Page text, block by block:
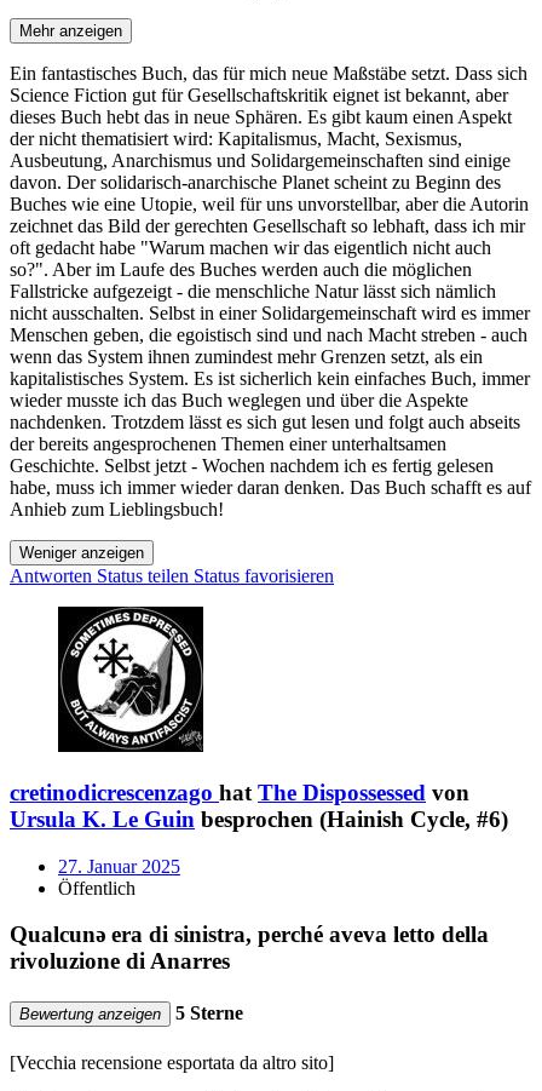
Mehr anzeigen
Ein fantastisches Buch, das für mich neue Maßstäbe setzt. Dass sich
Science Fiction gut für Gesellschaftskritik eignet ist bekannt, aber
dieses Buch hebt das in neue Sphären. Es gibt kaum einen Aspekt
der nicht thematisiert wird: Kapitalismus, Macht, Sexismus,
Ausbeutung, Anarchismus und Solidargemeinschaften sind einige
davon. Der solidarisch-anarchische Planet scheint zu Beginn des
Buches wie eine Utopie, weil für uns unvorstellbar, aber die Autorin
zeichnet das Bild der gerechten Gesellschaft so lebhaft, dass ich mir
oft gedacht habe "Warum machen wir das eigentlich nicht auch
so?". Aber im Laufe des Buches werden auch die möglichen
Fallstricke aufgezeigt - die menschliche Natur lässt sich nämlich
nicht ausschalten. Selbst in einer Solidargemeinschaft wird es immer
Menschen geben, die egoistisch sind und nach Macht streben - auch
wenn das System ihnen zumindest mehr Grenzen setzt, als ein
kapitalistisches System. Es ist sicherlich kein einfaches Buch, immer
wieder musste ich das Buch weglegen und über die Aspekte
nachdenken. Trotzdem lässt es sich gut lesen und folgt auch abseits
der bereits angesprochenen Themen einer unterhaltsamen
Geschichte. Selbst jetzt - Wochen nachdem ich es fertig gelesen
habe, muss ich immer wieder daran denken. Das Buch schafft es auf
Anhieb zum Lieblingsbuch!
Weniger anzeigen
Antworten Status teilen Status favorisieren
cretinodicrescenzago hat The Dispossessed von
Ursula K. Le Guin besprochen (Hainish Cycle, #6)
27. Januar 2025
Öffentlich
Qualcunǝ era di sinistra, perché aveva letto della
rivoluzione di Anarres
Bewertung anzeigen 5 Sterne
[Vecchia recensione esportata da altro sito]